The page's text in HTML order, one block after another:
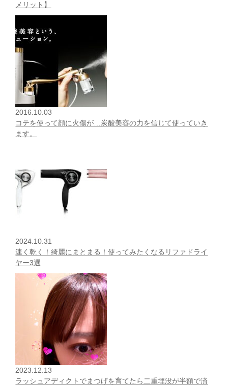
メリット】
2016.10.03
コテを使って顔に火傷が…炭酸美容の力を信じて使っていき
ます。
2024.10.31
速く乾く！綺麗にまとまる！使ってみたくなるリファドライ
ヤー3選
2023.12.13
ラッシュアディクトでまつげを育てたら二重埋没が半額で済